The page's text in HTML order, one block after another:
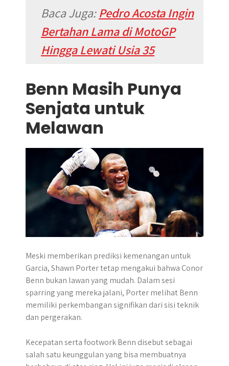
Baca Juga:Pedro Acosta Ingin
Bertahan Lama di MotoGP
Hingga Lewati Usia 35
Benn Masih Punya
Senjata untuk
Melawan
Meski memberikan prediksi kemenangan untuk
Garcia, Shawn Porter tetap mengakui bahwa Conor
Benn bukan lawan yang mudah. Dalam sesi
sparring yang mereka jalani, Porter melihat Benn
memiliki perkembangan signifikan dari sisi teknik
dan pergerakan.
Kecepatan serta footwork Benn disebut sebagai
salah satu keunggulan yang bisa membuatnya